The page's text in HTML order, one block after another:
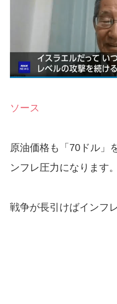
ソース
原油価格も「70ドル」
ンフレ圧力になります。
戦争が長引けばインフ